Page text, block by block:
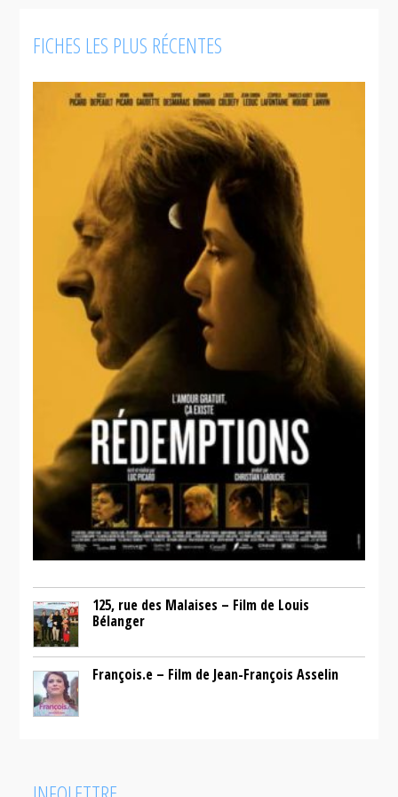
FICHES LES PLUS RÉCENTES
125, rue des Malaises – Film de Louis
Bélanger
François.e – Film de Jean-François Asselin